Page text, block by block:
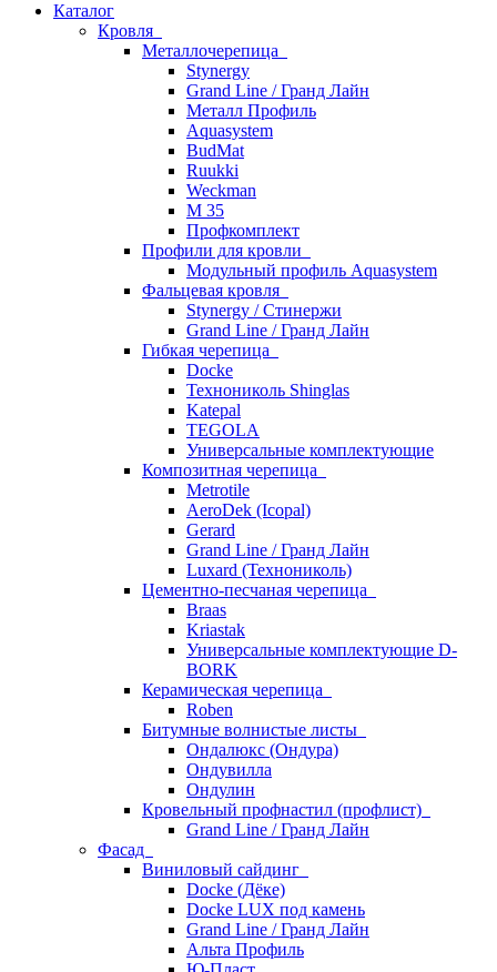
Каталог
Кровля
Металлочерепица
Stynergy
Grand Line / Гранд Лайн
Металл Профиль
Aquasystem
BudMat
Ruukki
Weckman
М 35
Профкомплект
Профили для кровли
Модульный профиль Aquasystem
Фальцевая кровля
Stynergy / Стинержи
Grand Line / Гранд Лайн
Гибкая черепица
Docke
Технониколь Shinglas
Katepal
TEGOLA
Универсальные комплектующие
Композитная черепица
Metrotile
AeroDek (Icopal)
Gerard
Grand Line / Гранд Лайн
Luxard (Технониколь)
Цементно-песчаная черепица
Braas
Kriastak
Универсальные комплектующие D-
BORK
Керамическая черепица
Roben
Битумные волнистые листы
Ондалюкс (Ондура)
Ондувилла
Ондулин
Кровельный профнастил (профлист)
Grand Line / Гранд Лайн
Фасад
Виниловый сайдинг
Docke (Дёке)
Docke LUX под камень
Grand Line / Гранд Лайн
Альта Профиль